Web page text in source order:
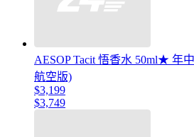
AESOP Tacit 悟香水 50ml★ 年
航空版)
$3,199
$3,749